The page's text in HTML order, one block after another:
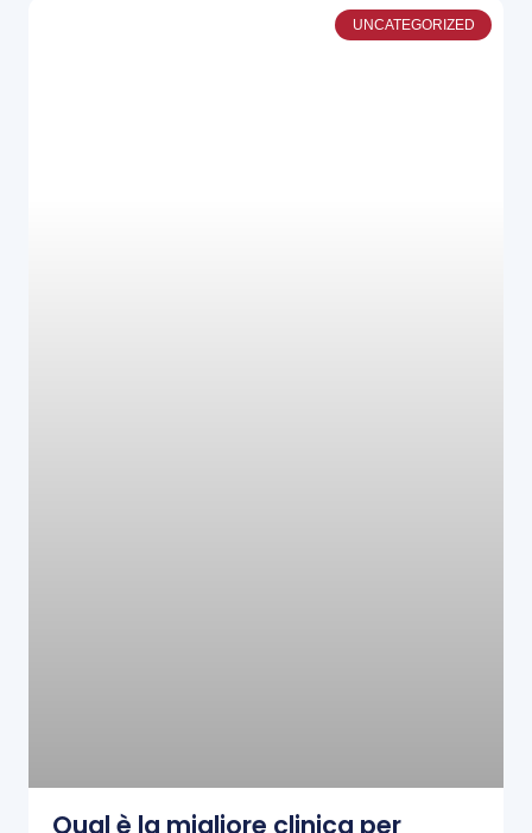
UNCATEGORIZED
Qual è la migliore clinica per